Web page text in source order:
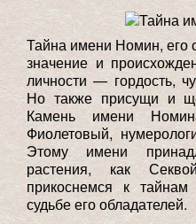
Тайна имени Номин, его
значение и
личности — гордость,
Но также присущи и
Камень имени
Фиолетовый,
Этому имени
растения, как
прикоснемся к
судьбе его обладателей.